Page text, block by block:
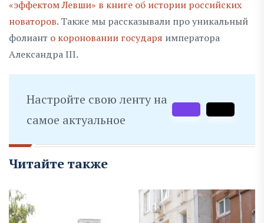
«эффектом Левши» в книге об истории российских
новаторов. Также мы рассказывали про уникальный
фолиант о короновании государя императора
Александра III.
Настройте свою ленту на
самое актуальное
Читайте также